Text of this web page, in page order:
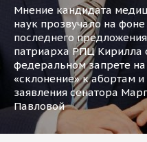
Мнение кандидата
наук прозвучало на фоне
последнего предложения
патриарха РПЦ Кирилла
федеральном запрете на
«склонение» к абортам и
заявления сенатора
Павловой